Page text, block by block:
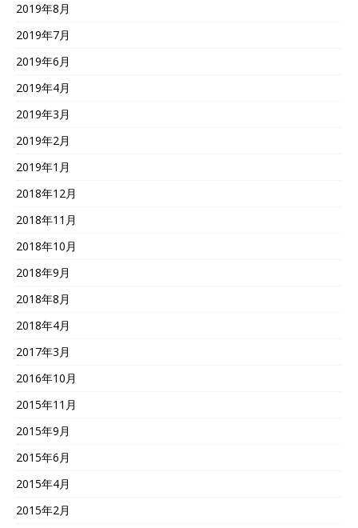
2019年8月
2019年7月
2019年6月
2019年4月
2019年3月
2019年2月
2019年1月
2018年12月
2018年11月
2018年10月
2018年9月
2018年8月
2018年4月
2017年3月
2016年10月
2015年11月
2015年9月
2015年6月
2015年4月
2015年2月